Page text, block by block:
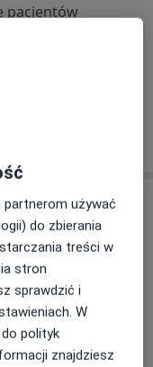
pacjentów
lub
Twoje
używać
do zbierania
treści w
stron
sprawdzić i
W
polityk
znajdziesz